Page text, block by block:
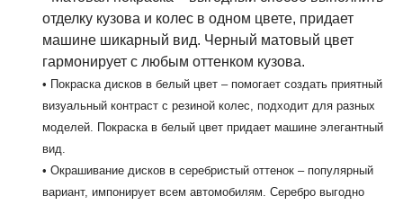
отделку кузова и колес в одном цвете, придает
машине шикарный вид. Черный матовый цвет
гармонирует с любым оттенком кузова.
• Покраска дисков в белый цвет – помогает создать приятный
визуальный контраст с резиной колес, подходит для разных
моделей. Покраска в белый цвет придает машине элегантный
вид.
• Окрашивание дисков в серебристый оттенок – популярный
вариант, импонирует всем автомобилям. Серебро выгодно